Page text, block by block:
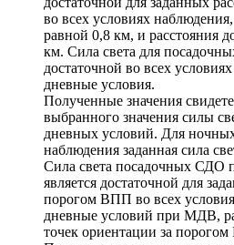
во всех условиях
равной 0,8 км, и расстояния
км. Сила света для
достаточной во всех
дневные условия.
Полученные значения
выбранного значения силы
дневных условий. Для
наблюдения заданная сила
Сила света посадочных СДО
является достаточной для
порогом ВПП во всех
дневные условий при МДВ,
точек ориентации за